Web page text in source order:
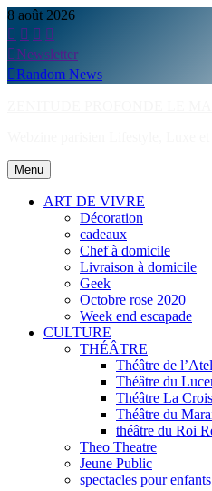
Skip
to
content
8 août 2026
Newsletter
Random News
Menu
ART DE VIVRE
Décoration
cadeaux
Chef à domicile
Livraison à domicile
Geek
Octobre rose 2020
Week end escapade
CULTURE
THÉÂTRE
Théâtre de
Théâtre du
Théâtre La
Théâtre du
théâtre du Roi
Theo Theatre
Jeune Public
spectacles pour enfants